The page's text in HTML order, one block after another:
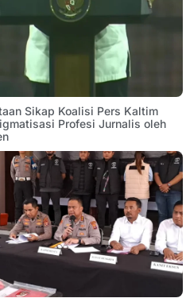
Sikap Koalisi Pers Kaltim
Profesi Jurnalis oleh